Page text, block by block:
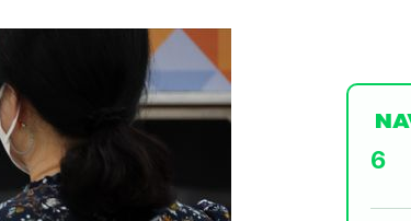
1
[속보] '길이 1.5m' 안동 물놀이장서 구렁
이 출몰…한때 시민 대피 소동
6